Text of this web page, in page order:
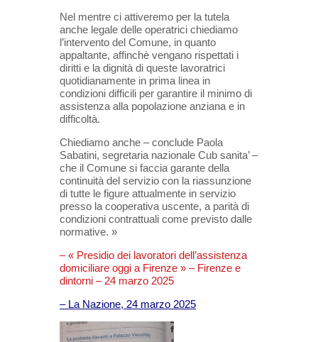
Nel mentre ci attiveremo per la tutela
anche legale delle operatrici chiediamo
l’intervento del Comune, in quanto
appaltante, affinchè vengano rispettati i
diritti e la dignità di queste lavoratrici
quotidianamente in prima linea in
condizioni difficili per garantire il minimo di
assistenza alla popolazione anziana e in
difficoltà.
Chiediamo anche – conclude Paola
Sabatini, segretaria nazionale Cub sanita’ –
che il Comune si faccia garante della
continuità del servizio con la riassunzione
di tutte le figure attualmente in servizio
presso la cooperativa uscente, a parità di
condizioni contrattuali come previsto dalle
normative. »
– « Presidio dei lavoratori dell’assistenza
domiciliare oggi a Firenze » – Firenze e
dintorni – 24 marzo 2025
– La Nazione, 24 marzo 2025